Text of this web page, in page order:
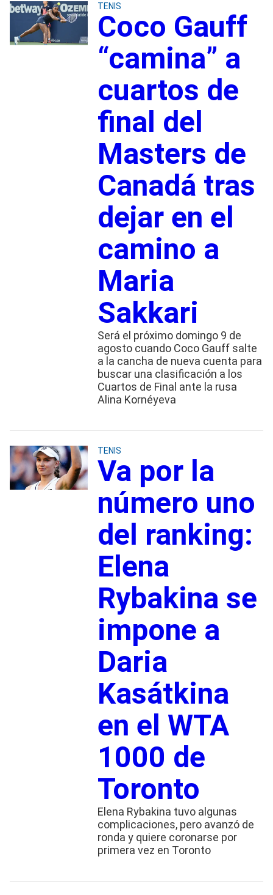
TENIS
Coco Gauff
“camina” a
cuartos de
final del
Masters de
Canadá tras
dejar en el
camino a
Maria
Sakkari
Será el próximo domingo 9 de
agosto cuando Coco Gauff salte
a la cancha de nueva cuenta para
buscar una clasificación a los
Cuartos de Final ante la rusa
Alina Kornéyeva
TENIS
Va por la
número uno
del ranking:
Elena
Rybakina se
impone a
Daria
Kasátkina
en el WTA
1000 de
Toronto
Elena Rybakina tuvo algunas
complicaciones, pero avanzó de
ronda y quiere coronarse por
primera vez en Toronto